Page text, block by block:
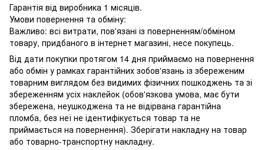
Гарантія від виробника 1 місяців.
Умови повернення та обміну:
Важливо: всі витрати, пов'язані із поверненням/обміном
товару, придбаного в інтернет магазині, несе покупець.
Від дати покупки протягом 14 дня приймаємо на повернення
або обмін у рамках гарантійних зобов'язань із збереженим
товарним виглядом без видимих ​​фізичних пошкоджень та зі
збереженням усіх наклейок (обов'язкова умова, має бути
збережена, неушкоджена та не відірвана гарантійна
пломба, без неї не ідентифікується товар та не
приймається на повернення). Зберігати накладну на товар
або товарно-транспортну накладну.